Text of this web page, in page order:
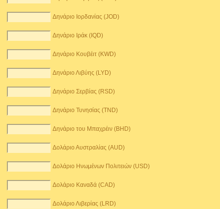
Δηνάριο Ιορδανίας (JOD)
Δηνάριο Ιράκ (IQD)
Δηνάριο Κουβέιτ (KWD)
Δηνάριο Λιβύης (LYD)
Δηνάριο Σερβίας (RSD)
Δηνάριο Τυνησίας (TND)
Δηνάριο του Μπαχρέιν (BHD)
Δολάριο Αυστραλίας (AUD)
Δολάριο Ηνωμένων Πολιτειών (USD)
Δολάριο Καναδά (CAD)
Δολάριο Λιβερίας (LRD)